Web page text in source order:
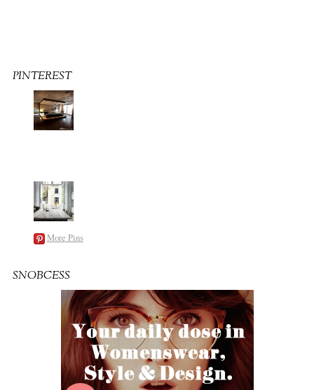
PINTEREST
More Pins
SNOBCESS